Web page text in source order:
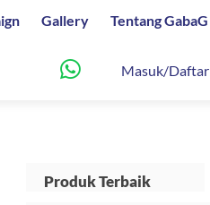
Gallery Tentang GabaG
Masuk/Daftar
Produk Terbaik